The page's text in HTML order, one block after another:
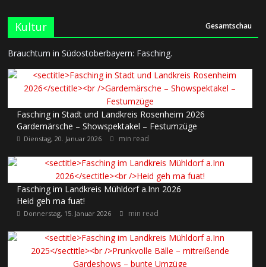
Kultur Gesamtschau
Brauchtum in Südostoberbayern: Fasching.
Fasching in Stadt und Landkreis Rosenheim 2026
Gardemärsche – Showspektakel – Festumzüge
Dienstag, 20. Januar 2026 min read
Fasching im Landkreis Mühldorf a.Inn 2026
Heid geh ma fuat!
Donnerstag, 15. Januar 2026 min read